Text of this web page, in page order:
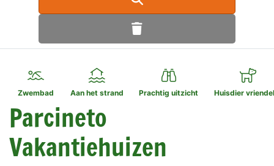
Zwembad Aan het strand Prachtig uitzicht Huisdier
Parcineto
Vakantiehuizen